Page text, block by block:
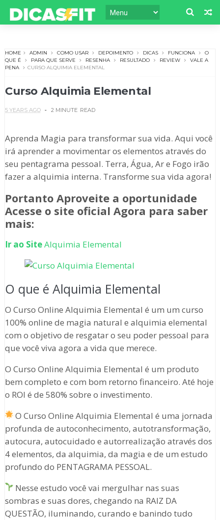
HOME ADMIN COMO USAR DEPOIMENTO DICAS FUNCIONA
O
QUE É
PARA QUE SERVE RESENHA RESULTADO REVIEW
VALE A
PENA
CURSO ALQUIMIA ELEMENTAL
Curso Alquimia Elemental
5 YEARS AGO 2 MINUTE READ
Aprenda Magia para transformar sua vida. Aqui você
irá aprender a movimentar os elementos através do
seu pentagrama pessoal. Terra, Água, Ar e Fogo irão
fazer a alquimia interna. Transforme sua vida agora!
Portanto Aproveite a oportunidade
Acesse o site oficial Agora para saber
mais:
Ir ao SiteAlquimia Elemental
O que é Alquimia Elemental
O Curso Online Alquimia Elemental é um um curso
100% online de magia natural e alquimia elemental
com o objetivo de resgatar o seu poder pessoal para
que você viva agora a vida que merece.
O Curso Online Alquimia Elemental é um produto
bem completo e com bom retorno financeiro. Até hoje
o ROI é de 580% sobre o investimento.
O Curso Online Alquimia Elemental é uma jornada
profunda de autoconhecimento, autotransformação,
autocura, autocuidado e autorrealização através dos
4 elementos, da alquimia, da magia e de um estudo
profundo do PENTAGRAMA PESSOAL.
Nesse estudo você vai mergulhar nas suas
sombras e suas dores, chegando na RAIZ DA
QUESTÃO, iluminando, curando e banindo tudo